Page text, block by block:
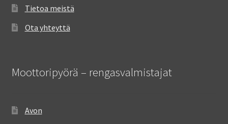
Tietoa meistä
Ota yhteyttä
Moottoripyörä – rengasvalmistajat
Avon